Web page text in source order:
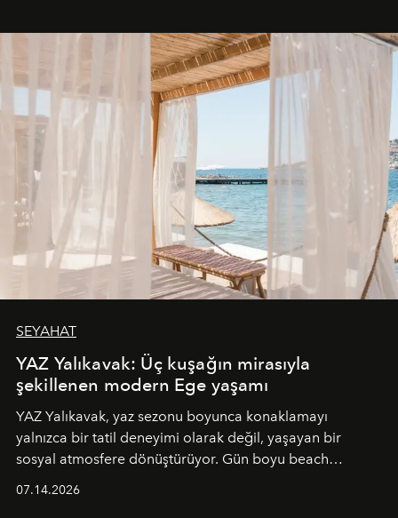
SEYAHAT
YAZ Yalıkavak: Üç kuşağın mirasıyla
şekillenen modern Ege yaşamı
YAZ Yalıkavak, yaz sezonu boyunca konaklamayı
yalnızca bir tatil deneyimi olarak değil, yaşayan bir
sosyal atmosfere dönüştürüyor. Gün boyu beach
07.14.2026